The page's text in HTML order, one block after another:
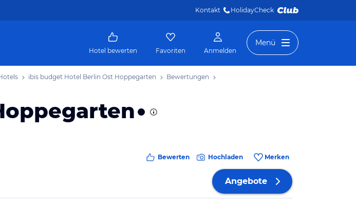
Kontakt HolidayCheck
Hotel bewerten Favoriten Anmelden
Menü
ibis budget Hotel Berlin Ost Hoppegarten Bewertungen
Bewerten Hochladen Merken
Angebote